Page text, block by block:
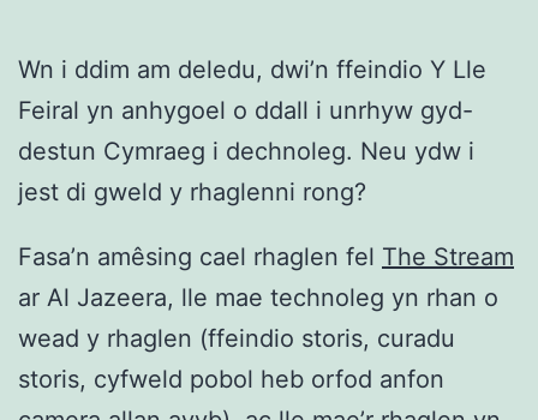
Wn i ddim am deledu, dwi’n ffeindio Y Lle
Feiral yn anhygoel o ddall i unrhyw gyd-
destun Cymraeg i dechnoleg. Neu ydw i
jest di gweld y rhaglenni rong?
Fasa’n amêsing cael rhaglen fel The Stream
ar Al Jazeera, lle mae technoleg yn rhan o
wead y rhaglen (ffeindio storis, curadu
storis, cyfweld pobol heb orfod anfon